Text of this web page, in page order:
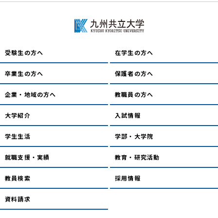
受験生の方へ 在学生の方へ
卒業生の方へ 保護者の方へ
企業・地域の方へ 教職員の方へ
大学紹介 入試情報
学生生活 学部・大学院
就職支援・実績 教育・研究活動
教員検索 採用情報
資料請求